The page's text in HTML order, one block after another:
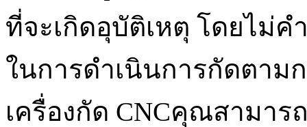
ที่จะเกิดอุบัติเหตุ โดยไม่
ในการดำเนินการกัดตา
เครื่องกัด CNCคุณสามา